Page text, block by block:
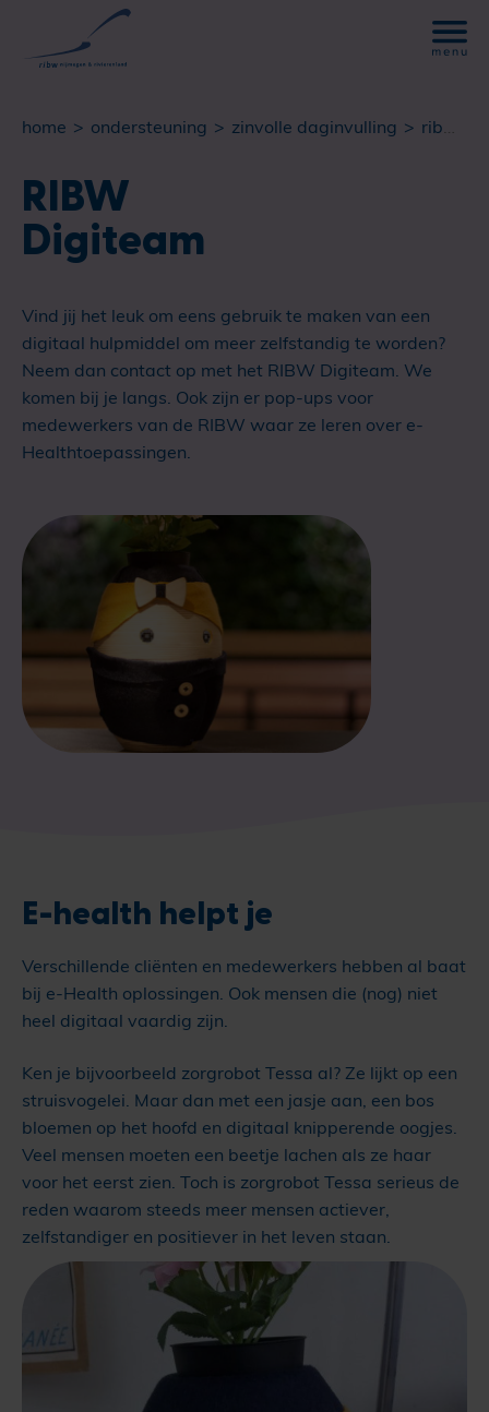
home ondersteuning zinvolle daginvulling ribw digiteam
RIBW
Digiteam
Vind jij het leuk om eens gebruik te maken van een
digitaal hulpmiddel om meer zelfstandig te worden?
Neem dan contact op met het RIBW Digiteam. We
komen bij je langs. Ook zijn er pop-ups voor
medewerkers van de RIBW waar ze leren over e-
Healthtoepassingen.
E-health helpt je
Verschillende cliënten en medewerkers hebben al baat
bij e-Health oplossingen. Ook mensen die (nog) niet
heel digitaal vaardig zijn.
Ken je bijvoorbeeld zorgrobot Tessa al? Ze lijkt op een
struisvogelei. Maar dan met een jasje aan, een bos
bloemen op het hoofd en digitaal knipperende oogjes.
Veel mensen moeten een beetje lachen als ze haar
voor het eerst zien. Toch is zorgrobot Tessa serieus de
reden waarom steeds meer mensen actiever,
zelfstandiger en positiever in het leven staan.